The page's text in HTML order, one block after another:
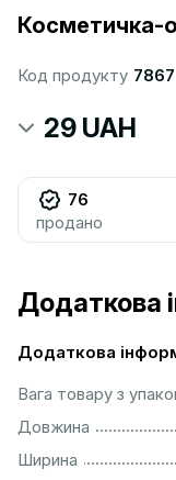
Косметичка-
Код продукту 7867
29 UAH
76
продано
Додаткова
Додаткова
Вага товару з
Довжина
Ширина